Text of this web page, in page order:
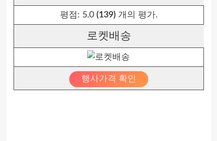
평점: 5.0 (139)개의 평가.
로켓배송
행사가격 확인